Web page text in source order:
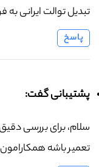
تبدیل توالت ایرانی
پاسخ
پشتیبانی گفت:
سلام، برای بررسی
تعمیر باشه